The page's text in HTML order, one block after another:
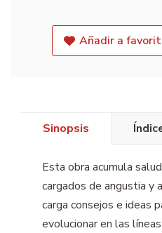
Añadir a
Sinopsis
Esta obra acumula
cargados de angustia y
carga consejos e ideas
evolucionar en las